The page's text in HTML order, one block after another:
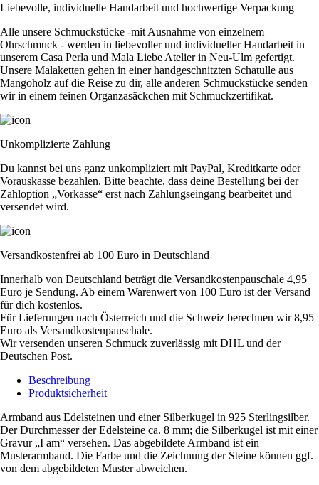
Liebevolle, individuelle Handarbeit und hochwertige Verpackung
Alle unsere Schmuckstücke -mit Ausnahme von einzelnem
Ohrschmuck - werden in liebevoller und individueller Handarbeit in
unserem Casa Perla und Mala Liebe Atelier in Neu-Ulm gefertigt.
Unsere Malaketten gehen in einer handgeschnitzten Schatulle aus
Mangoholz auf die Reise zu dir, alle anderen Schmuckstücke senden
wir in einem feinen Organzasäckchen mit Schmuckzertifikat.
Unkomplizierte Zahlung
Du kannst bei uns ganz unkompliziert mit PayPal, Kreditkarte oder
Vorauskasse bezahlen. Bitte beachte, dass deine Bestellung bei der
Zahloption „Vorkasse“ erst nach Zahlungseingang bearbeitet und
versendet wird.
Versandkostenfrei ab 100 Euro in Deutschland
Innerhalb von Deutschland beträgt die Versandkostenpauschale 4,95
Euro je Sendung. Ab einem Warenwert von 100 Euro ist der Versand
für dich kostenlos.
Für Lieferungen nach Österreich und die Schweiz berechnen wir 8,95
Euro als Versandkostenpauschale.
Wir versenden unseren Schmuck zuverlässig mit DHL und der
Deutschen Post.
Beschreibung
Produktsicherheit
Armband aus Edelsteinen und einer Silberkugel in 925 Sterlingsilber.
Der Durchmesser der Edelsteine ca. 8 mm; die Silberkugel ist mit einer
Gravur „I am“ versehen. Das abgebildete Armband ist ein
Musterarmband. Die Farbe und die Zeichnung der Steine können ggf.
von dem abgebildeten Muster abweichen.